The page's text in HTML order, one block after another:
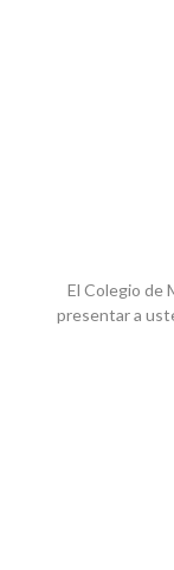
El Colegio de
presentar a